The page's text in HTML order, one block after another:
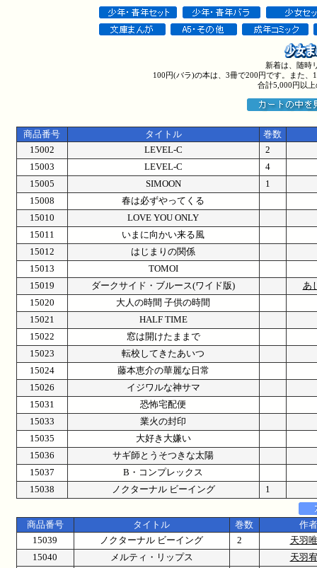
新着は、随時
100円(バラ)の本は、3冊で200円です。また
合計5,000円以
商品番号 タイトル
巻数
15002
LEVEL-C
2
15003
LEVEL-C
4
15005
SIMOON
1
15008
春は必ずやってくる
15010
LOVE YOU ONLY
15011
いまに向かい来る風
15012
はじまりの関係
15013
TOMOI
15019
ダークサイド・ブルース(ワイド版)
あ
15020
大人の時間 子供の時間
15021
HALF TIME
15022
窓は開けたままで
15023
転校してきたあいつ
15024
藤本恵介の華麗な日常
15026
イジワルな神サマ
15031
恐怖宅配便
15033
業火の封印
15035
大好き大嫌い
15036
サギ師とうそつきな太陽
15037
B・コンプレックス
15038
ノクターナル ビーイング 1
商品番号 タイトル 巻数
作者
15039
ノクターナル ビーイング 2
天羽
15040
メルティ・リップス
天羽